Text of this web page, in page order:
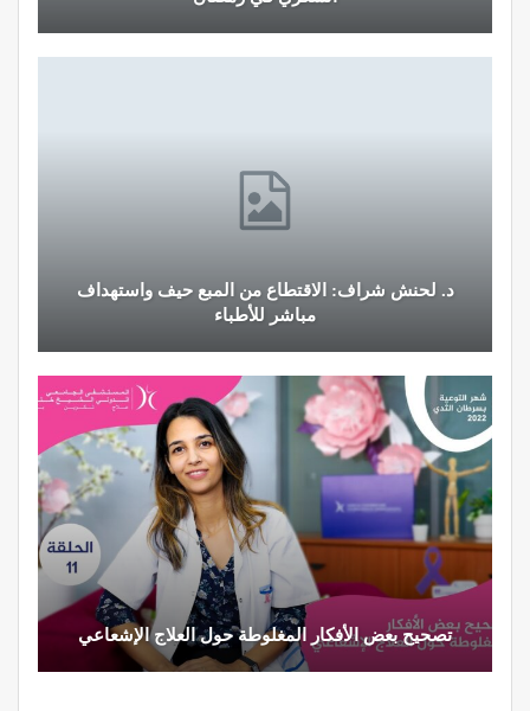
د. لحنش شراف: الاقتطاع من المبع حيف واستهداف
مباشر للأطباء
تصحيح بعض الأفكار المغلوطة حول العلاج الإشعاعي